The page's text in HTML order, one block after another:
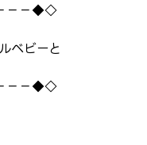
－－◆◇
ベビーと
－－◆◇